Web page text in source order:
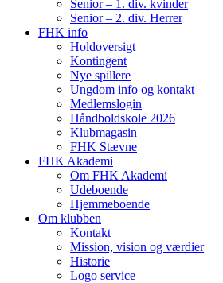
Senior – 1. div. kvinder
Senior – 2. div. Herrer
FHK info
Holdoversigt
Kontingent
Nye spillere
Ungdom info og kontakt
Medlemslogin
Håndboldskole 2026
Klubmagasin
FHK Stævne
FHK Akademi
Om FHK Akademi
Udeboende
Hjemmeboende
Om klubben
Kontakt
Mission, vision og værdier
Historie
Logo service